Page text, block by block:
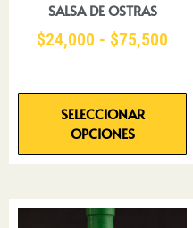
SALSA DE OSTRAS
$24,000 - $75,500
SELECCIONAR
OPCIONES